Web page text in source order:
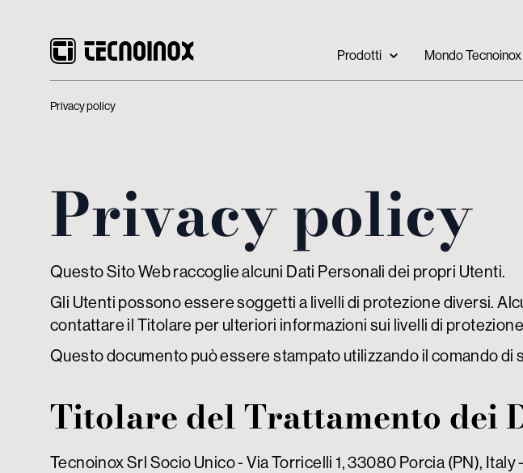
Prodotti Mondo Tecnoinox
Privacy policy
Privacy policy
Questo Sito Web raccoglie alcuni Dati Personali dei propri Utenti.
Gli Utenti possono essere soggetti a livelli di protezione diversi.
contattare il Titolare per ulteriori informazioni sui livelli di
Questo documento può essere stampato utilizzando il comando
Titolare del Trattamento dei
Tecnoinox Srl Socio Unico - Via Torricelli 1, 33080 Porcia (PN),